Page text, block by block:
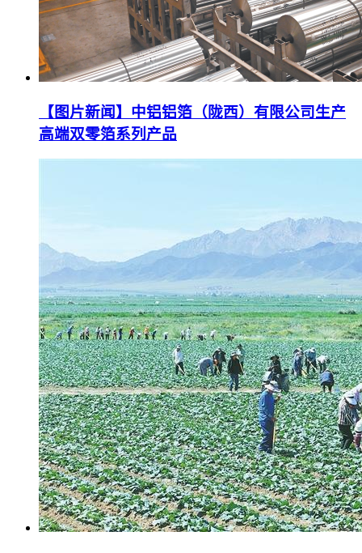
【图片新闻】中铝铝箔（陇西）有限公司生产
高端双零箔系列产品